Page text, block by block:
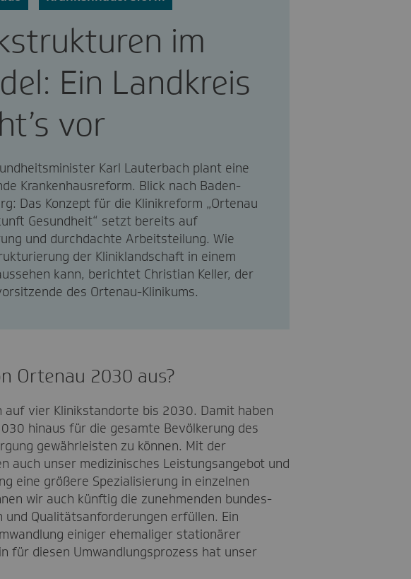
im
Ein Landkreis
vor
Karl Lauterbach plant eine
Krankenhausreform. Blick nach Baden-
Das Konzept für die Klinikreform „Ortenau
Gesundheit“ setzt bereits auf
und durchdachte Arbeitsteilung. Wie
der Kliniklandschaft in einem
kann, berichtet Christian Keller, der
des Ortenau-Klinikums.
Ortenau 2030 aus?
vier Klinikstandorte bis 2030. Damit haben
hinaus für die gesamte Bevölkerung des
gewährleisten zu können. Mit der
auch unser medizinisches Leistungsangebot und
eine größere Spezialisierung in einzelnen
wir auch künftig die zunehmenden bundes-
Qualitätsanforderungen erfüllen. Ein
einiger ehemaliger stationärer
für diesen Umwandlungsprozess hat unser